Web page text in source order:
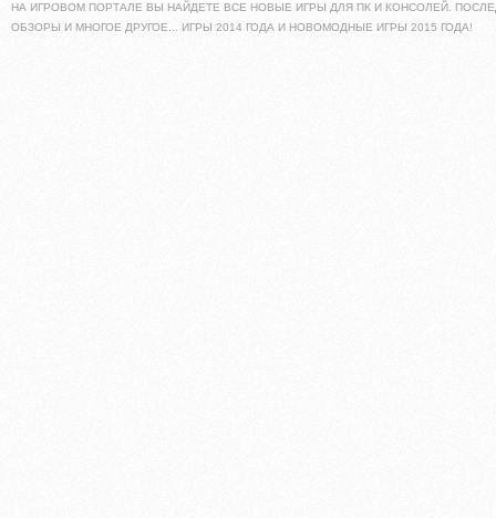
НА ИГРОВОМ ПОРТАЛЕ ВЫ НАЙДЕТЕ ВСЕ НОВЫЕ ИГРЫ ДЛЯ ПК И КОНСОЛЕЙ.
ОБЗОРЫ И МНОГОЕ ДРУГОЕ... ИГРЫ 2014 ГОДА И НОВОМОДНЫЕ ИГРЫ 2015 ГОДА!